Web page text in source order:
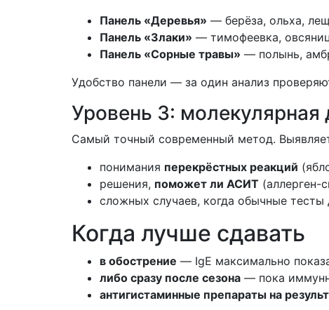
Панель «Деревья» — берёза, ольха,
Панель «Злаки» — тимофеевка,
Панель «Сорные травы» — полынь,
Удобство панели — за один анализ
Уровень 3: молекулярная
Самый точный современный метод.
понимания перекрёстных реакций
решения, поможет ли АСИТ (аллерген-
сложных случаев, когда обычные тесты
Когда лучше сдавать
в обострение — IgE максимально
либо сразу после сезона — пока
антигистаминные препараты на